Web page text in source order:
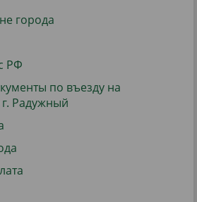
города
РФ
по въезду на
Радужный